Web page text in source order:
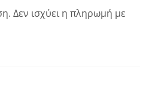
Δεν ισχύει η πληρωμή με